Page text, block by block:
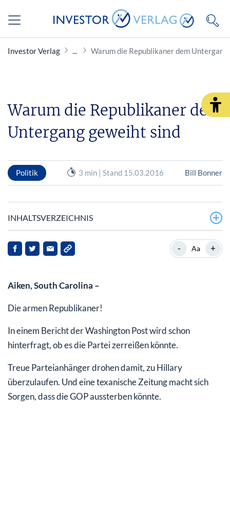
Investor Verlag Warum die Republikaner dem
Warum die Republikaner dem
Untergang geweiht sind
Politik 3 min | Stand 15.03.2016 Bill Bonner
INHALTSVERZEICHNIS
Generation Stagnation
- Aa +
Aiken, South Carolina –
Die armen Republikaner!
In einem Bericht der Washington Post wird schon
hinterfragt, ob es die Partei zerreißen könnte.
Treue Parteianhänger drohen damit, zu Hillary
überzulaufen. Und eine texanische Zeitung macht sich
Sorgen, dass die GOP aussterben könnte.